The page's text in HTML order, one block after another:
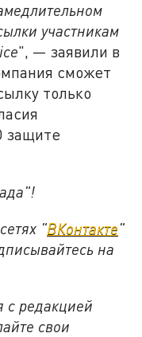
участникам
", — заявили в
сможет
только
защите
"ВКонтакте"
на
с редакцией
свои